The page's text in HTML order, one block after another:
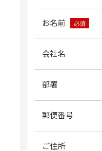
お名前 必須
会社名
部署
郵便番号
ご住所